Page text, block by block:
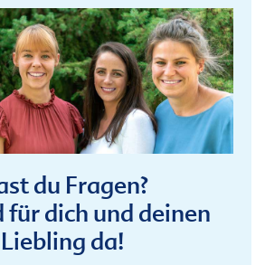
du Fragen?
dich und deinen
Liebling da!